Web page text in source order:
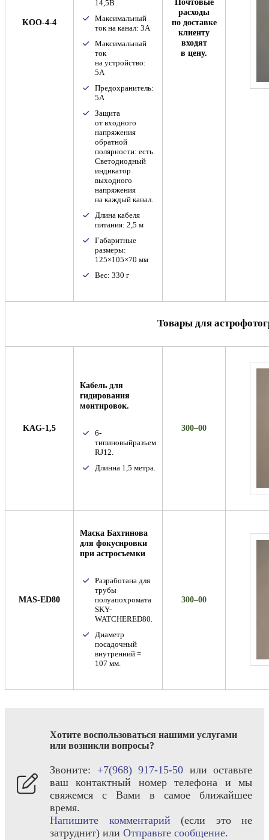
KOO-4-4
14,5В
Максимальный
ток на канал: 3А
Максимальный
ток
на устройство:
5А
Предохранитель:
5А
Защита
от входного
напряжения
обратной
полярности: есть.
Светодиодный
индикатор
выходного
напряжения
на каждый канал.
Длина кабеля
питания: 2,5 м
Габаритные
размеры:
125×105×70 мм
Вес: 330 г
расходы
по доставке
клиенту
входят
в цену.
Товары для
KAG-1,5
Кабель для
гидирования
монтировок.
6-
типиновыйразъем
RJ12.
Длинна 1,5 метра.
300–00
MAS-ED80
Маска Бахтинова
для фокусировки
при астросъемки
Разработана для
трубы
полуапохромата
SKY-
WATCHERED80.
Диаметр
посадочный
внутренний =
107 мм.
300–00
Хотите воспользоваться нашими услугами
или возникли вопросы?
Звоните: +7(968) 917-15-50 или оставьте
ваш контактный номер телефона и мы
свяжемся с Вами в самое ближайшее
время.
Напишите комментарий (если это не
затруднит) или Отправьте сообщение.